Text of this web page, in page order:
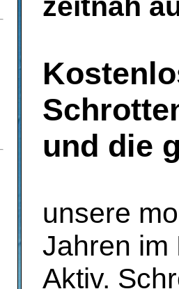
und die
unsere
Jahren im
Aktiv.